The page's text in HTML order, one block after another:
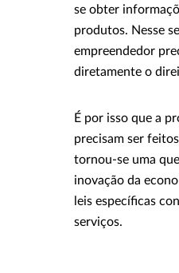
se obter
produtos. Nesse
empreendedor
diretamente o
É por isso que a
precisam ser
tornou-se uma
inovação da
leis específicas
serviços.